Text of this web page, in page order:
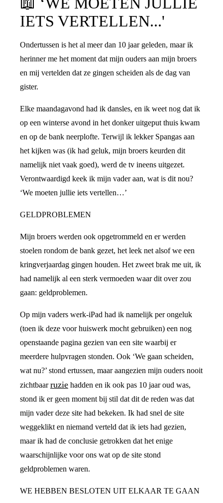
IETS VERTELLEN...'
Ondertussen is het al meer dan 10 jaar geleden, maar ik
herinner me het moment dat mijn ouders aan mijn broers
en mij vertelden dat ze gingen scheiden als de dag van
gister.
Elke maandagavond had ik dansles, en ik weet nog dat ik
op een winterse avond in het donker uitgeput thuis kwam
en op de bank neerplofte. Terwijl ik lekker Spangas aan
het kijken was (ik had geluk, mijn broers keurden dit
namelijk niet vaak goed), werd de tv ineens uitgezet.
Verontwaardigd keek ik mijn vader aan, wat is dit nou?
‘We moeten jullie iets vertellen…’
GELDPROBLEMEN
Mijn broers werden ook opgetrommeld en er werden
stoelen rondom de bank gezet, het leek net alsof we een
kringverjaardag gingen houden. Het zweet brak me uit, ik
had namelijk al een sterk vermoeden waar dit over zou
gaan: geldproblemen.
Op mijn vaders werk-iPad had ik namelijk per ongeluk
(toen ik deze voor huiswerk mocht gebruiken) een nog
openstaande pagina gezien van een site waarbij er
meerdere hulpvragen stonden. Ook ‘We gaan scheiden,
wat nu?’ stond ertussen, maar aangezien mijn ouders nooit
zichtbaarruzie hadden en ik ook pas 10 jaar oud was,
stond ik er geen moment bij stil dat dit de reden was dat
mijn vader deze site had bekeken. Ik had snel de site
weggeklikt en niemand verteld dat ik iets had gezien,
maar ik had de conclusie getrokken dat het enige
waarschijnlijke voor ons wat op de site stond
geldproblemen waren.
WE HEBBEN BESLOTEN UIT ELKAAR TE GAAN